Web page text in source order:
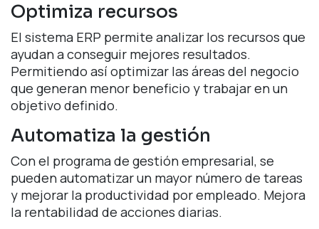
Optimiza recursos
El sistema ERP permite analizar los recursos que
ayudan a conseguir mejores resultados.
Permitiendo así optimizar las áreas del negocio
que generan menor beneficio y trabajar en un
objetivo definido.
Automatiza la gestión
Con el programa de gestión empresarial, se
pueden automatizar un mayor número de tareas
y mejorar la productividad por empleado. Mejora
la rentabilidad de acciones diarias.